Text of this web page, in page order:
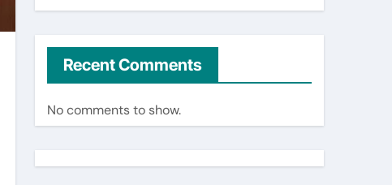
Recent Comments
No comments to show.